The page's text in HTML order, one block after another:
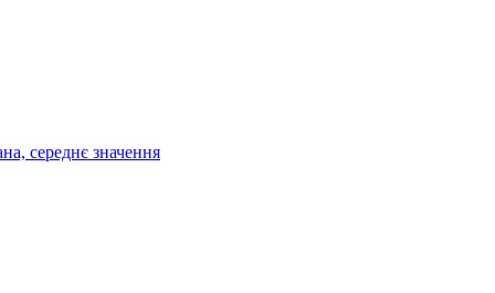
середнє значення